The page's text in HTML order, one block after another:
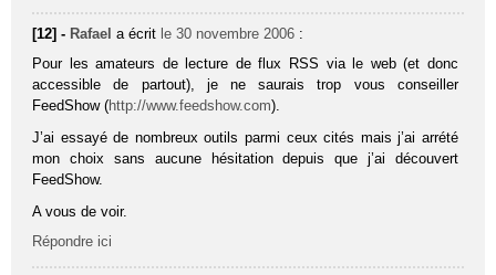
[12] - Rafael a écrit le 30 novembre 2006 :
Pour les amateurs de lecture de flux RSS via le web (et donc
accessible de partout), je ne saurais trop vous conseiller
FeedShow (http://www.feedshow.com).
J’ai essayé de nombreux outils parmi ceux cités mais j’ai arrété
mon choix sans aucune hésitation depuis que j’ai découvert
FeedShow.
A vous de voir.
Répondre ici